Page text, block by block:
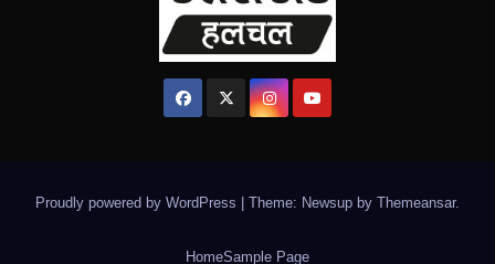
Proudly powered by WordPress Theme: Newsup by Themeansar.
HomeSample Page